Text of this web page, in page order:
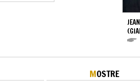
MOSTRE